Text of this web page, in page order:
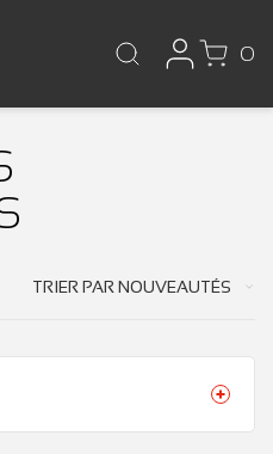
0
TRIER PAR NOUVEAUTÉS